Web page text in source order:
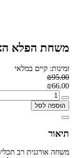
משחת הפלא
זמינות: קיים במלאי
₪95.00
₪66.00
הוספה לסל
תיאור
משחה אורגנית רב